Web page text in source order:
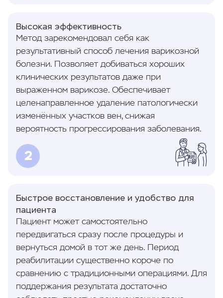
Высокая эффективность
Метод зарекомендовал себя как
результативный способ лечения варикозной
болезни. Позволяет добиваться хороших
клинических результатов даже при
выраженном варикозе. Обеспечивает
целенаправленное удаление патологически
изменённых участков вен, снижая
вероятность прогрессирования заболевания.
2
Быстрое восстановление и удобство для
пациента
Пациент может самостоятельно
передвигаться сразу после процедуры и
вернуться домой в тот же день. Период
реабилитации существенно короче по
сравнению с традиционными операциями. Для
поддержания результата достаточно